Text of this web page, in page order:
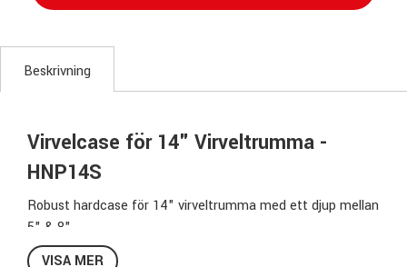
Beskrivning
Virvelcase för 14" Virveltrumma -
HNP14S
Robust hardcase för 14" virveltrumma med ett djup mellan
5" & 8".
HNP14S har ett greppvänligt handtag på toppen av caset
VISA MER